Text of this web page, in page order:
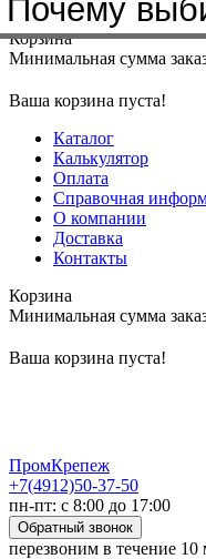
Меню+7(4912)50-37-50
Корзина
Минимальная сумма
Ваша корзина пуста!
Каталог
Калькулятор
Оплата
Справочная
О компании
Доставка
Контакты
Корзина
Минимальная сумма
Ваша корзина пуста!
ПромКрепеж
+7(4912)50-37-50
пн-пт: с 8:00 до 17:00
Обратный звонок
перезвоним в течение 10
Почему